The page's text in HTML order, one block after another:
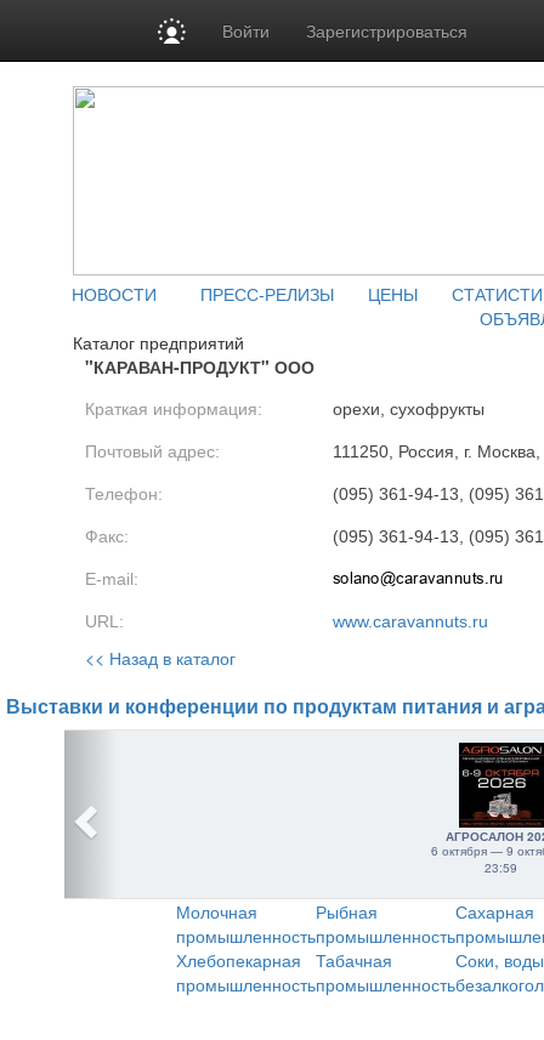
Войти Зарегистрироваться
НОВОСТИ ПРЕСС-РЕЛИЗЫ ЦЕНЫ
Каталог предприятий
"КАРАВАН-ПРОДУКТ" ООО
Краткая информация: орехи, сухофрукты
Почтовый адрес: 111250, Россия, г.
Телефон: (095) 361-94-13, (095)
Факс: (095) 361-94-13, (095)
E-mail:
URL: www.caravannuts.ru
<< Назад в каталог
Выставки и конференции по продуктам питания и
АГРОСАЛОН
6 октября — 9
23:59
Молочная
промышленность
Рыбная
промышленность
Сахарная
Хлебопекарная
промышленность
Табачная
промышленность
Соки,